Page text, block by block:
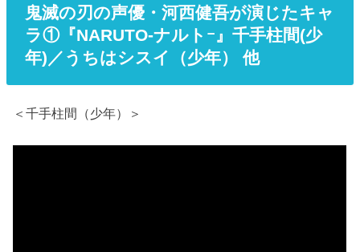
鬼滅の刃の声優・河西健吾が演じたキャ
ラ①『NARUTO-ナルトｰ』千手柱間(少
年)／うちはシスイ（少年） 他
＜千手柱間（少年）＞